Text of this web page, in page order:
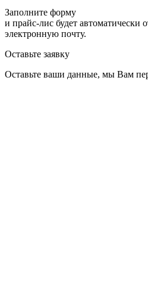
Заполните форму
и прайс-лис будет автоматически
электронную почту.
Оставьте заявку
Оставьте ваши данные, мы Вам